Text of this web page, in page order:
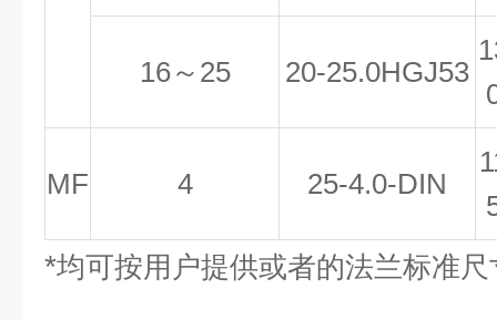
16～25 20-25.0HGJ53
MF 4 25-4.0-DIN
*均可按用户提供或者的法兰标准尺